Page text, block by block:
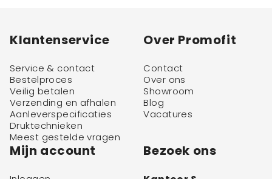
Klantenservice
Service & contact
Bestelproces
Veilig betalen
Verzending en afhalen
Aanleverspecificaties
Druktechnieken
Meest gestelde vragen
Over Promofit
Contact
Over ons
Showroom
Blog
Vacatures
Mijn account Bezoek ons